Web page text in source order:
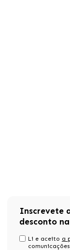
Inscrevete
desconto
Li e aceito a